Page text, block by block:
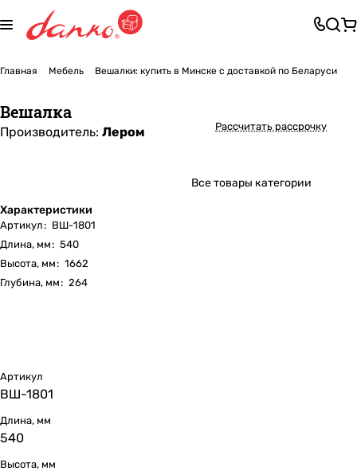
Главная Мебель Вешалки: купить в Минске с доставкой по Беларуси
Вешалка
Производитель: Лером
Характеристики
Артикул: ВШ-1801
Длина, мм: 540
Высота, мм: 1662
Глубина, мм: 264
Рассчитать рассрочку
Все товары категории
Артикул
ВШ-1801
Длина, мм
540
Высота, мм